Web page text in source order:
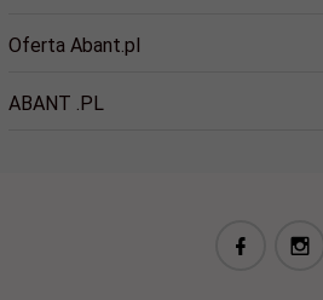
Oferta Abant.pl
ABANT .PL